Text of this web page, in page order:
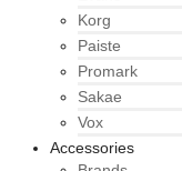
Korg
Paiste
Promark
Sakae
Vox
Accessories